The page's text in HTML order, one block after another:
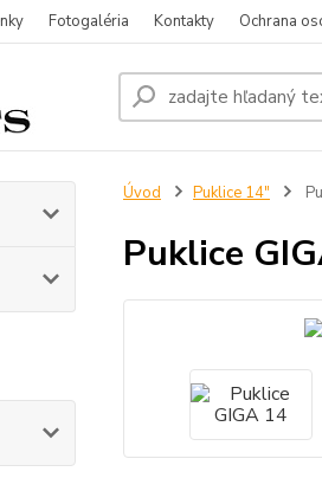
Fotogaléria Kontakty Ochrana
Úvod Puklice 14"
Puklice